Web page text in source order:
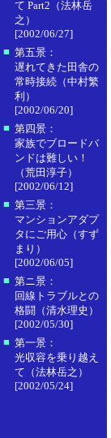
て Part2（法林岳
之）
[2002/06/27]
■ 第五景：
遅れてきた田舎の
常時接続（中村繁
利）
[2002/06/20]
■ 第四景：
家族でブロードバ
ンドは難しい！
（荒田淳子）
[2002/06/12]
■ 第三景：
マンションアダプ
タにご用心（すず
まり）
[2002/06/05]
■ 第ニ景：
回線トラブルとの
格闘（清水理史）
[2002/05/30]
■ 第一景：
光収容を乗り越え
て（法林岳之）
[2002/05/24]